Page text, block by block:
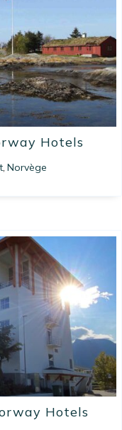
Hotels
, Norvège
Hotels